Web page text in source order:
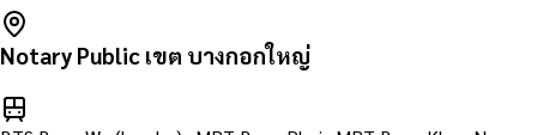
Notary Public เขต บางกอกใหญ่